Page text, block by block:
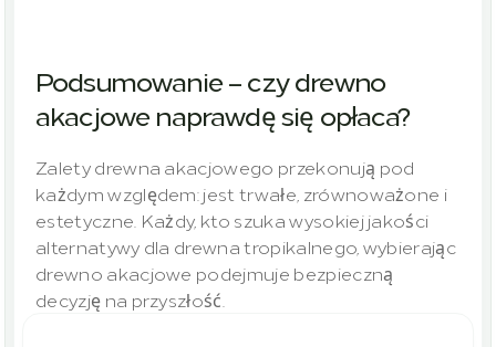
Podsumowanie – czy drewno
akacjowe naprawdę się opłaca?
Zalety drewna akacjowego przekonują pod
każdym względem: jest trwałe, zrównoważone i
estetyczne. Każdy, kto szuka wysokiej jakości
alternatywy dla drewna tropikalnego, wybierając
drewno akacjowe podejmuje bezpieczną
decyzję na przyszłość.